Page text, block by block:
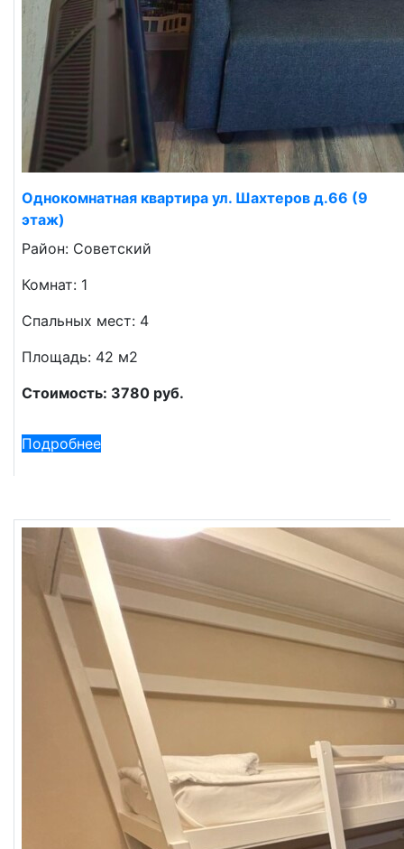
Однокомнатная квартира ул. Шахтеров д.66 (9
этаж)
Район: Советский
Комнат: 1
Спальных мест: 4
Площадь: 42 м2
Стоимость: 3780 руб.
Подробнее